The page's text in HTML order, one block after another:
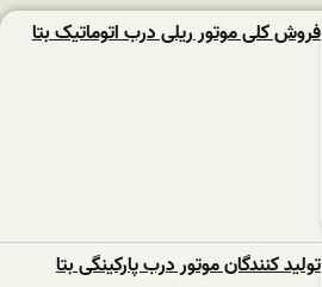
فروش کلی موتور ریلی درب اتوماتیک بتا
تولید کنندگان موتور درب پارکینگی بتا